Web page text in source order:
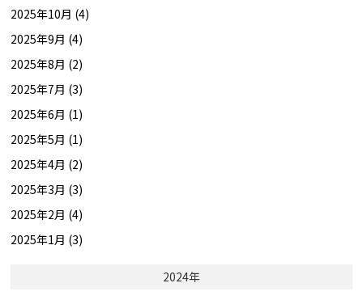
2025年10月 (4)
2025年9月 (4)
2025年8月 (2)
2025年7月 (3)
2025年6月 (1)
2025年5月 (1)
2025年4月 (2)
2025年3月 (3)
2025年2月 (4)
2025年1月 (3)
2024年